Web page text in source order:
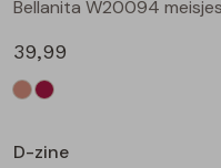
Bermuda's
39,99
D-zine